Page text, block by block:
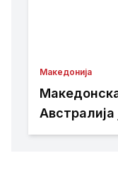
Македонија
Петка –